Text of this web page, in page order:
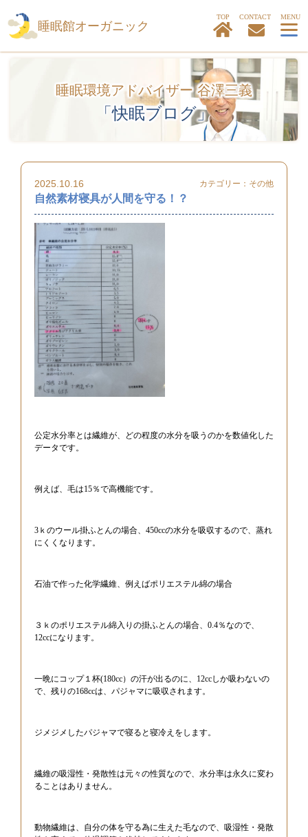
睡眠館オーガニック
TOP
睡眠環境アドバイザー 谷澤三義
「快眠ブログ」
2025.10.16 カテゴリー： その他
自然素材寝具が人間を守る！？
公定水分率とは繊維が、どの程度の水分を吸うのかを数値化した
データです。
例えば、毛は15％で高機能です。
3ｋのウール掛ふとんの場合、450ccの水分を吸収するので、蒸れ
にくくなります。
石油で作った化学繊維、例えばポリエステル綿の場合
３ｋのポリエステル綿入りの掛ふとんの場合、0.4％なので、
12ccになります。
一晩にコップ１杯(180cc）の汗が出るのに、12ccしか吸わないの
で、残りの168ccは、パジャマに吸収されます。
ジメジメしたパジャマで寝ると寝冷えをします。
繊維の吸湿性・発散性は元々の性質なので、水分率は永久に変わ
ることはありません。
動物繊維は、自分の体を守る為に生えた毛なので、吸湿性・発散